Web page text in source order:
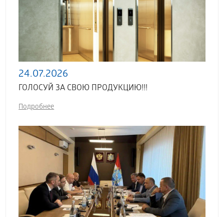
24.07.2026
ГОЛОСУЙ ЗА СВОЮ ПРОДУКЦИЮ!!!
Подробнее